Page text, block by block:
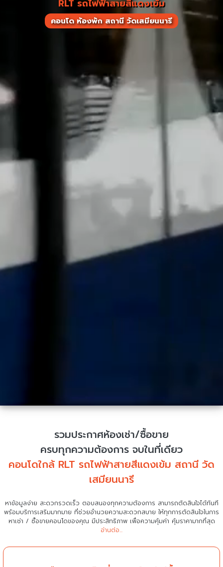
RLT รถไฟฟ้าสายสีแดงเข้ม
คอนโด ห้องพัก สถานี วัดเสมียนนารี
รวมประกาศห้องเช่า/ซื้อขาย
ครบทุกความต้องการ จบในที่เดียว
คอนโดใกล้ RLT รถไฟฟ้าสายสีแดงเข้ม สถานี วัด
เสมียนนารี
หาข้อมูลง่าย สะดวกรวดเร็ว ตอบสนองทุกความต้องการ สามารถตัดสินใจได้ทันที
พร้อมบริการเสริมมากมาย ที่ช่วยอำนวยความสะดวกสบาย ให้ทุกการตัดสินใจในการ
หาเช่า / ซื้อขายคอนโดของคุณ มีประสิทธิภาพ เพื่อความคุ้มค่า คุ้มราคามากที่สุด
อ่านต่อ...